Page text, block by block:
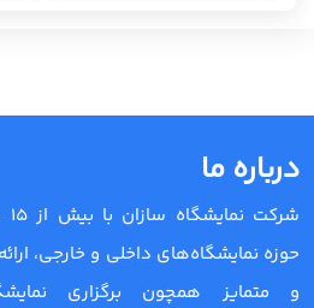
درباره ما
حوزه نمایشگاه‌های داخلی و خارجی،
و متمایز همچون برگزاری